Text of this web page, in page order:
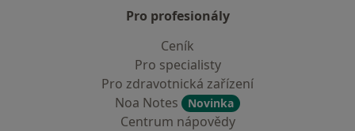
Pro profesionály
Ceník
Pro specialisty
Pro zdravotnická zařízení
Noa Notes
Novinka
Centrum nápovědy